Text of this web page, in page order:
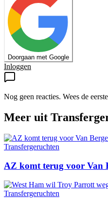
Doorgaan met Google
Inloggen
Nog geen reacties. Wees de
Meer uit
Transfergeruchten
AZ komt terug voor Van
Transfergeruchten